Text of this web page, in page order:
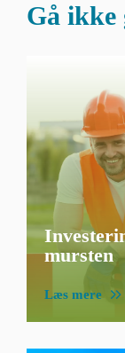
Gå ikke
mursten
Læs mere